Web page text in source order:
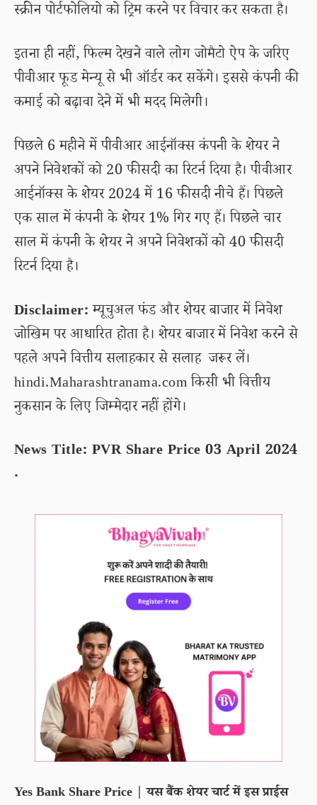
स्क्रीन पोर्टफोलियो को ट्रिम करने पर विचार कर सकता है।
इतना ही नहीं, फिल्म देखने वाले लोग जोमैटो ऐप के जरिए
पीवीआर फूड मेन्यू से भी ऑर्डर कर सकेंगे। इससे कंपनी की
कमाई को बढ़ावा देने में भी मदद मिलेगी।
पिछले 6 महीने में पीवीआर आईनॉक्स कंपनी के शेयर ने
अपने निवेशकों को 20 फीसदी का रिटर्न दिया है। पीवीआर
आईनॉक्स के शेयर 2024 में 16 फीसदी नीचे हैं। पिछले
एक साल में कंपनी के शेयर 1% गिर गए हैं। पिछले चार
साल में कंपनी के शेयर ने अपने निवेशकों को 40 फीसदी
रिटर्न दिया है।
Disclaimer:म्यूचुअल फंड और शेयर बाजार में निवेश
जोखिम पर आधारित होता है। शेयर बाजार में निवेश करने से
पहले अपने वित्तीय सलाहकार से सलाह जरूर लें।
hindi.Maharashtranama.com किसी भी वित्तीय
नुकसान के लिए जिम्मेदार नहीं होंगे।
News Title: PVR Share Price 03 April 2024
.
Yes Bank Share Price | यस बैंक शेयर चार्ट में इस प्राईस